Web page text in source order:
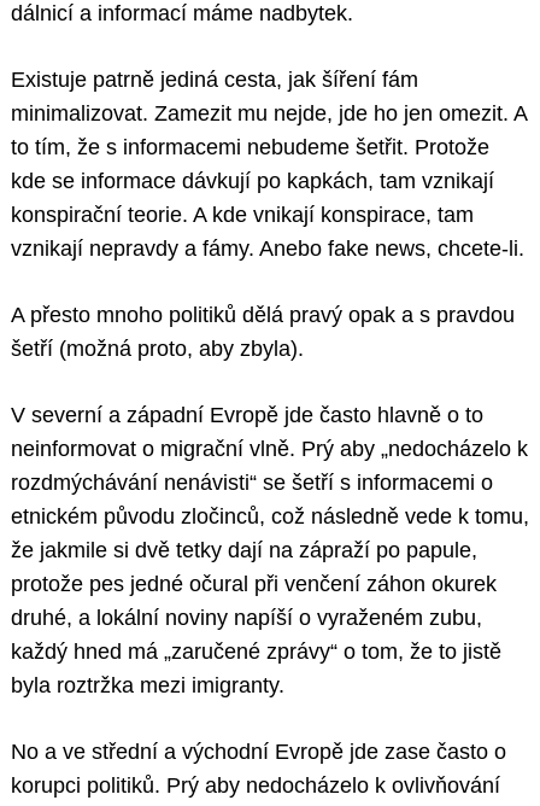
dálnicí a informací máme nadbytek.
Existuje patrně jediná cesta, jak šíření fám
minimalizovat. Zamezit mu nejde, jde ho jen omezit. A
to tím, že s informacemi nebudeme šetřit. Protože
kde se informace dávkují po kapkách, tam vznikají
konspirační teorie. A kde vnikají konspirace, tam
vznikají nepravdy a fámy. Anebo fake news, chcete-li.
A přesto mnoho politiků dělá pravý opak a s pravdou
šetří (možná proto, aby zbyla).
V severní a západní Evropě jde často hlavně o to
neinformovat o migrační vlně. Prý aby „nedocházelo k
rozdmýchávání nenávisti“ se šetří s informacemi o
etnickém původu zločinců, což následně vede k tomu,
že jakmile si dvě tetky dají na zápraží po papule,
protože pes jedné očural při venčení záhon okurek
druhé, a lokální noviny napíší o vyraženém zubu,
každý hned má „zaručené zprávy“ o tom, že to jistě
byla roztržka mezi imigranty.
No a ve střední a východní Evropě jde zase často o
korupci politiků. Prý aby nedocházelo k ovlivňování